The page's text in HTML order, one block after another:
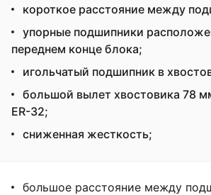
короткое расстояние между
упорные подшипники
переднем конце блока;
игольчатый подшипник в
большой вылет хвостовика 78
ER-32;
сниженная жесткость;
большое расстояние между